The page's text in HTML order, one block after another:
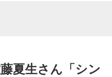
夏生さん「シン